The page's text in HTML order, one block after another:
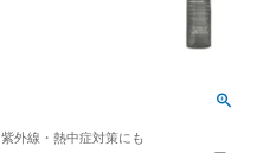
紫外線・熱中症対策にも